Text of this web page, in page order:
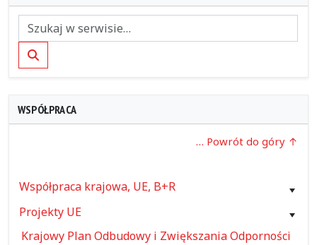
Szukaj
WSPÓŁPRACA
… Powrót do góry
Współpraca krajowa, UE, B+R
Projekty UE
Krajowy Plan Odbudowy i Zwiększania Odporności